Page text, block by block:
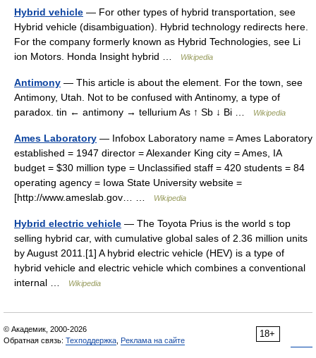
Hybrid vehicle — For other types of hybrid transportation, see
Hybrid vehicle (disambiguation). Hybrid technology redirects here.
For the company formerly known as Hybrid Technologies, see Li
ion Motors. Honda Insight hybrid …
Wikipedia
Antimony — This article is about the element. For the town, see
Antimony, Utah. Not to be confused with Antinomy, a type of
paradox. tin ← antimony → tellurium As ↑ Sb ↓ Bi …
Wikipedia
Ames Laboratory — Infobox Laboratory name = Ames Laboratory
established = 1947 director = Alexander King city = Ames, IA
budget = $30 million type = Unclassified staff = 420 students = 84
operating agency = Iowa State University website =
[http://www.ameslab.gov… …
Wikipedia
Hybrid electric vehicle — The Toyota Prius is the world s top
selling hybrid car, with cumulative global sales of 2.36 million units
by August 2011.[1] A hybrid electric vehicle (HEV) is a type of
hybrid vehicle and electric vehicle which combines a conventional
internal …
Wikipedia
18+
© Академик, 2000-2026
Обратная связь: Техподдержка Реклама на сайте